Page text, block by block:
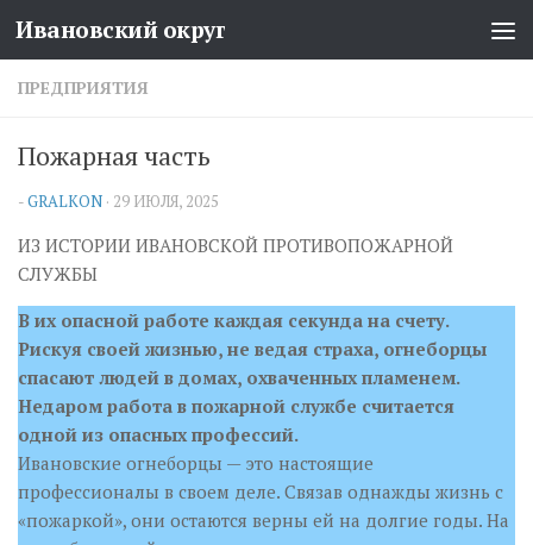
Перейти к содержимому
Ивановский округ
ПРЕДПРИЯТИЯ
Пожарная часть
-GRALKON · 29 ИЮЛЯ, 2025
ИЗ ИСТОРИИ ИВАНОВСКОЙ ПРОТИВОПОЖАРНОЙ
СЛУЖБЫ
В их опасной работе каждая секунда на счету.
Рискуя своей жизнью, не ведая страха, огнеборцы
спасают людей в домах, охваченных пламенем.
Недаром работа в пожарной службе считается
одной из опасных профессий.
Ивановские огнеборцы — это настоящие
профессионалы в своем деле. Связав однажды жизнь с
«пожаркой», они остаются верны ей на долгие годы. На